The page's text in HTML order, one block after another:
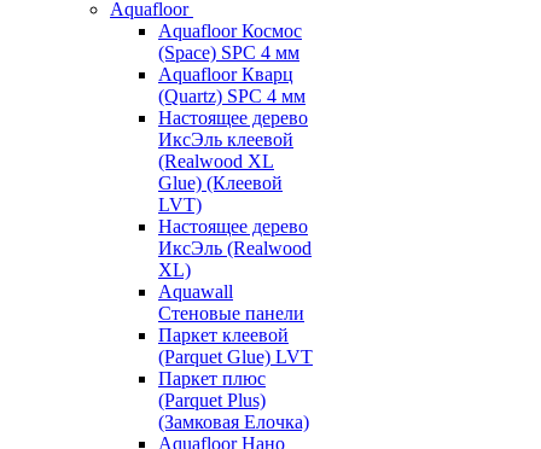
Aquafloor
Aquafloor Космос
(Space) SPC 4 мм
Aquafloor Кварц
(Quartz) SPC 4 мм
Настоящее дерево
ИксЭль клеевой
(Realwood XL
Glue) (Клеевой
LVT)
Настоящее дерево
ИксЭль (Realwood
XL)
Aquawall
Стеновые панели
Паркет клеевой
(Parquet Glue) LVT
Паркет плюс
(Parquet Plus)
(Замковая Елочка)
Aquafloor Нано